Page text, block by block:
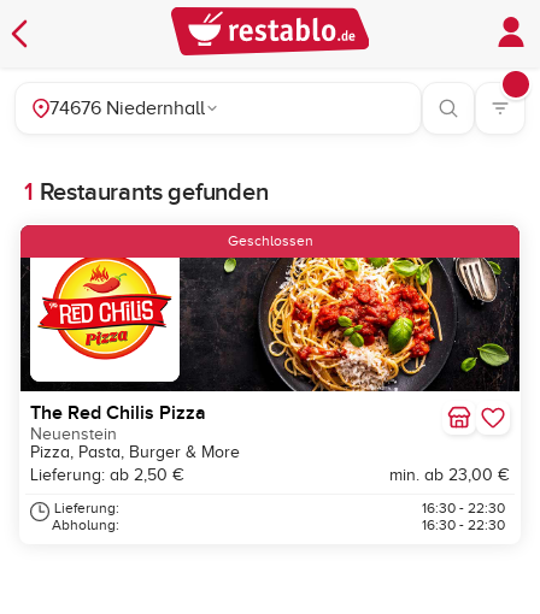
74676 Niedernhall
1 Restaurants gefunden
Geschlossen
The Red Chilis Pizza
Neuenstein
Pizza, Pasta, Burger & More
Lieferung: ab 2,50 €
min. ab 23,00 €
Lieferung:
Abholung:
16:30 - 22:30
16:30 - 22:30